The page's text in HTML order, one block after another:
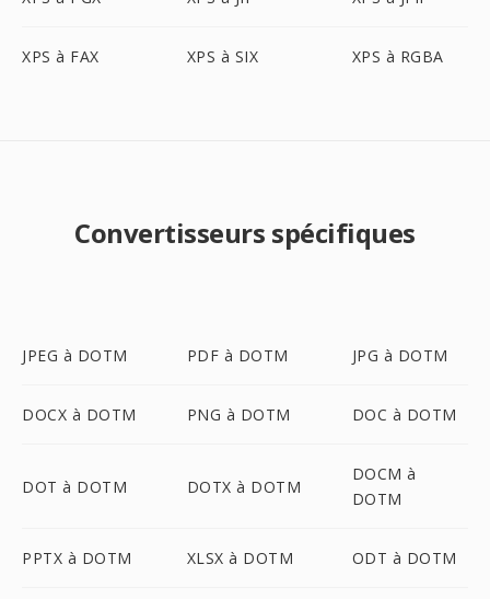
XPS à FAX XPS à SIX XPS à RGBA
Convertisseurs spécifiques
JPEG à DOTM PDF à DOTM JPG à DOTM
DOCX à DOTM PNG à DOTM DOC à DOTM
DOT à DOTM DOTX à DOTM
DOCM à
DOTM
PPTX à DOTM XLSX à DOTM ODT à DOTM